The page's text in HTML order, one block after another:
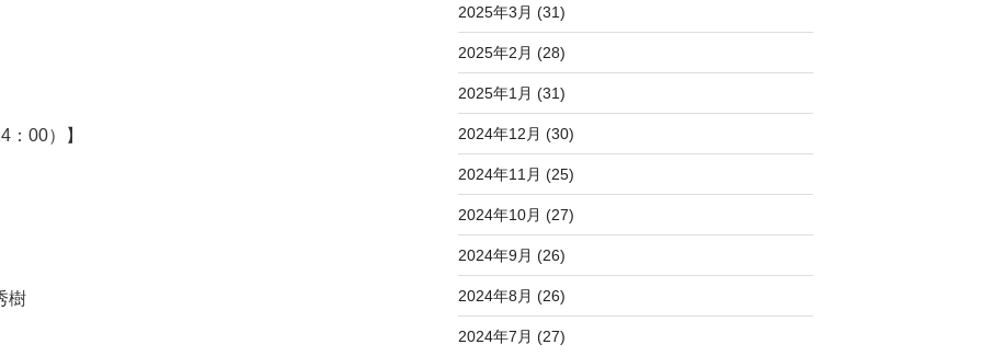
00）】
樹
2025年3月 (31)
2025年2月 (28)
2025年1月 (31)
2024年12月 (30)
2024年11月 (25)
2024年10月 (27)
2024年9月 (26)
2024年8月 (26)
2024年7月 (27)